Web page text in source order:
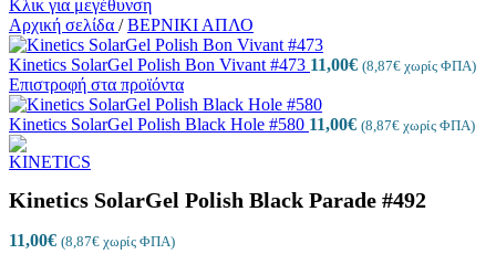
Κλικ για μεγέθυνση
Αρχική σελίδα / ΒΕΡΝΙΚΙ ΑΠΛΟ
Kinetics SolarGel Polish Bon Vivant #473 11,00€ (8,87€ χωρίς ΦΠΑ)
Επιστροφή στα προϊόντα
Kinetics SolarGel Polish Black Hole #580 11,00€ (8,87€ χωρίς ΦΠΑ)
Kinetics SolarGel Polish Black Parade #492
11,00€ (8,87€ χωρίς ΦΠΑ)